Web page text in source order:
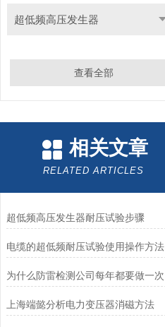
超低频高压发生器
查看全部
相关文章
RELATED ARTICLES
超低频高压发生器耐压试验步骤
电缆的超低频耐压试验使用操作方法
上海端懿分析电力变压器消磁方法